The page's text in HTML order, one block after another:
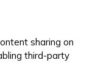
sharing on
third-party